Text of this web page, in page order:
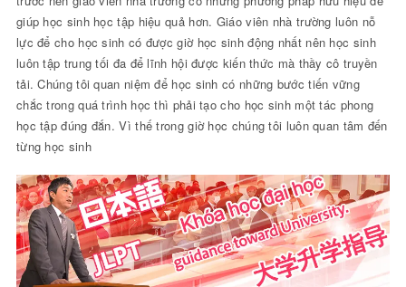
giúp học sinh học tập hiệu quả hơn. Giáo viên nhà trường luôn nỗ
lực để cho học sinh có được giờ học sinh động nhất nên học sinh
luôn tập trung tối đa để lĩnh hội được kiến thức mà thầy cô truyền
tải. Chúng tôi quan niệm để học sinh có những bước tiến vững
chắc trong quá trình học thì phải tạo cho học sinh một tác phong
học tập đúng đắn. Vì thế trong giờ học chúng tôi luôn quan tâm đến
từng học sinh